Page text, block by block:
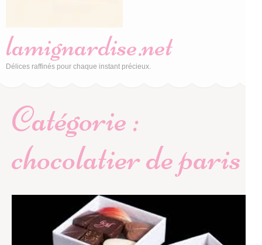
lamignardise.net
Délices raffinés pour chaque instant précieux.
Catégorie :
chocolatier de paris